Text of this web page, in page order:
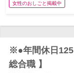
女性のおしごと掲載中
※●年間休日125
総合職 】